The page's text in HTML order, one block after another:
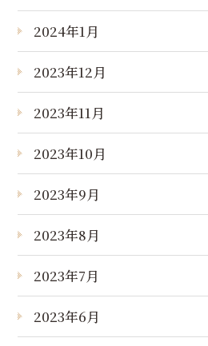
2024年1月
2023年12月
2023年11月
2023年10月
2023年9月
2023年8月
2023年7月
2023年6月